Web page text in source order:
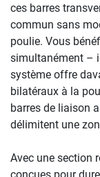
ces barres
commun sans
poulie. Vous
simultanément –
système offre
bilatéraux à la
barres de liaison
délimitent une
Avec une section